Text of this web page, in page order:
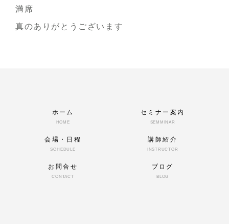
満席
真のありがとうございます
ホーム
HOME
セミナー案内
SEMMINAR
会場・日程
SCHEDULE
講師紹介
INSTRUCTOR
お問合せ
CONTACT
ブログ
BLOG